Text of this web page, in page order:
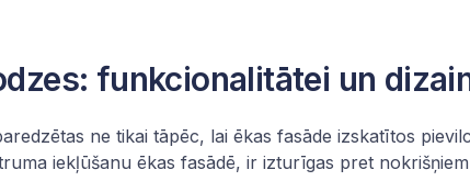
funkcionalitātei un
ne tikai tāpēc, lai ēkas fasāde izskatītos
iekļūšanu ēkas fasādē, ir izturīgas pret